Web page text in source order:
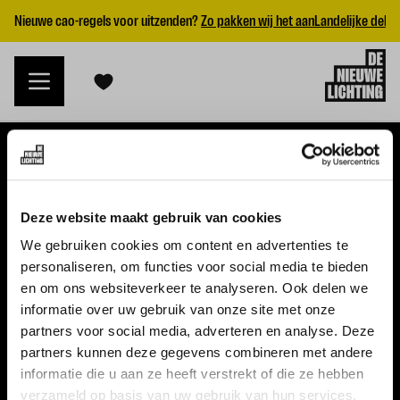
Deze website maakt gebruik van cookies
We gebruiken cookies om content en advertenties te
personaliseren, om functies voor social media te bieden
en om ons websiteverkeer te analyseren. Ook delen we
informatie over uw gebruik van onze site met onze
partners voor social media, adverteren en analyse. Deze
partners kunnen deze gegevens combineren met andere
informatie die u aan ze heeft verstrekt of die ze hebben
verzameld op basis van uw gebruik van hun services.
Nieuwe cao-regels voor uitzenden?Zo pakken wij het aanLandelijke
WERKGEVERS
Nieuwe cao uitzenden 2026
Vraag een offerte aan
VACATURES
Alle vacatures
Topvacatures